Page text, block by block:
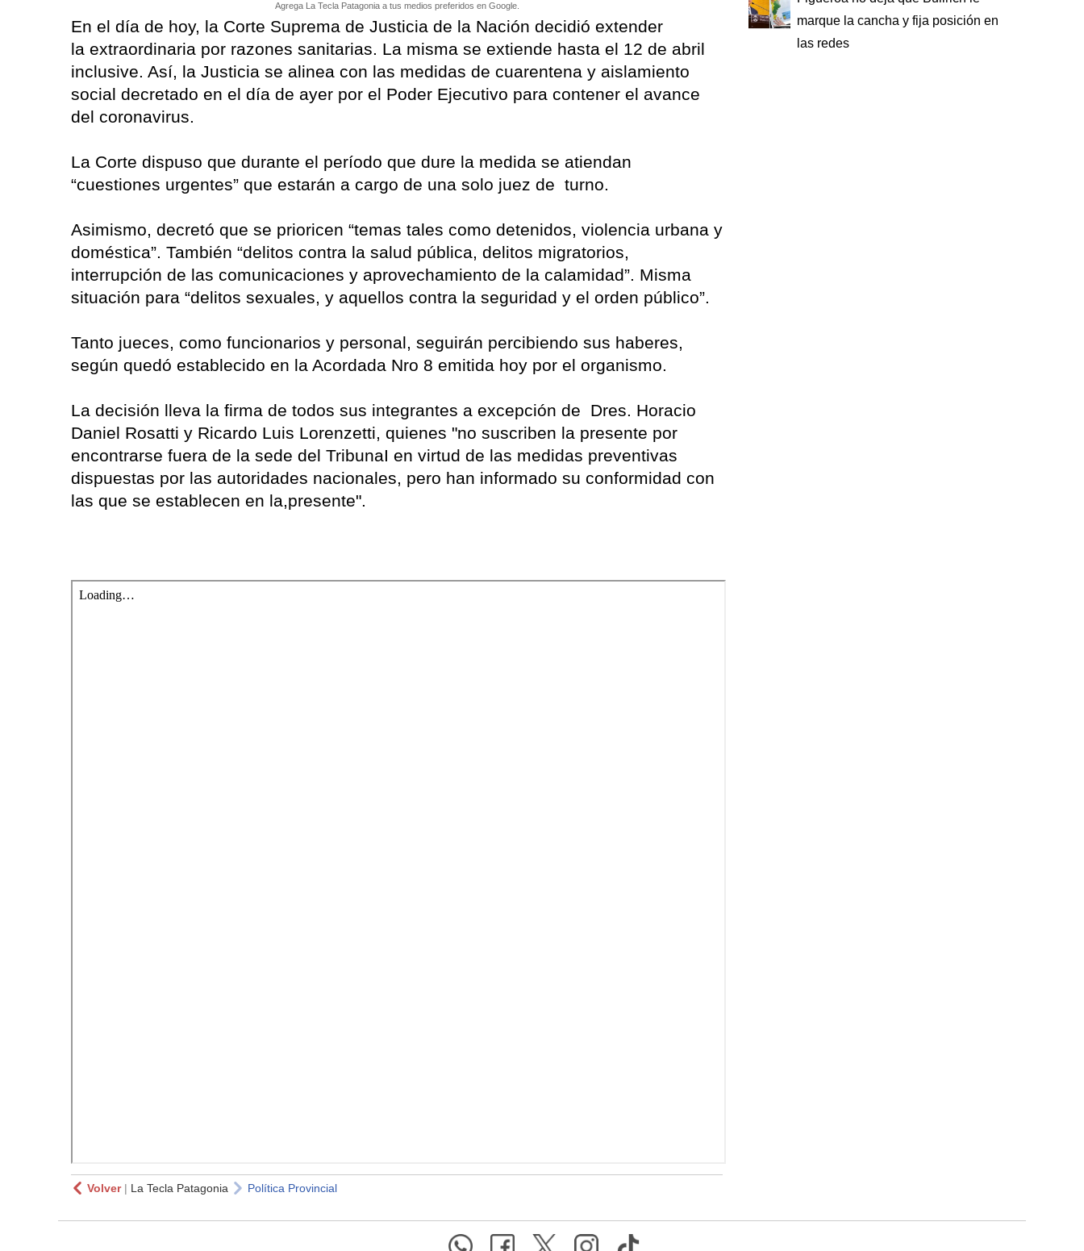
Agrega La Tecla Patagonia a tus medios preferidos en Google.
En el día de hoy, la Corte Suprema de Justicia de la Nación decidió extender
la extraordinaria por razones sanitarias. La misma se extiende hasta el 12 de abril
inclusive. Así, la Justicia se alinea con las medidas de cuarentena y aislamiento
social decretado en el día de ayer por el Poder Ejecutivo para contener el avance
del coronavirus.
La Corte dispuso que durante el período que dure la medida se atiendan
“cuestiones urgentes” que estarán a cargo de una solo juez de turno.
Asimismo, decretó que se prioricen “temas tales como detenidos, violencia urbana y
doméstica”. También “delitos contra la salud pública, delitos migratorios,
interrupción de las comunicaciones y aprovechamiento de la calamidad”. Misma
situación para “delitos sexuales, y aquellos contra la seguridad y el orden público”.
Tanto jueces, como funcionarios y personal, seguirán percibiendo sus haberes,
según quedó establecido en la Acordada Nro 8 emitida hoy por el organismo.
La decisión lleva la firma de todos sus integrantes a excepción de Dres. Horacio
Daniel Rosatti y Ricardo Luis Lorenzetti, quienes "no suscriben la presente por
encontrarse fuera de la sede del TribunaI en virtud de las medidas preventivas
dispuestas por las autoridades nacionales, pero han informado su conformidad con
las que se establecen en la,presente".
Volver| La Tecla Patagonia Política Provincial
marque la cancha y fija posición en
las redes